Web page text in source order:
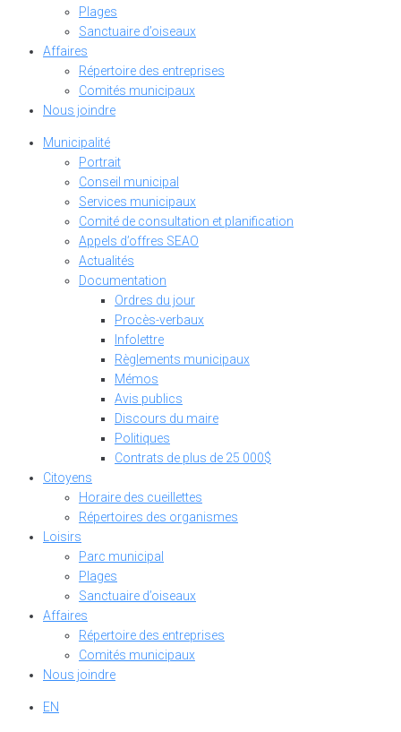
Plages
Sanctuaire d’oiseaux
Affaires
Répertoire des entreprises
Comités municipaux
Nous joindre
Municipalité
Portrait
Conseil municipal
Services municipaux
Comité de consultation et planification
Appels d’offres SEAO
Actualités
Documentation
Ordres du jour
Procès-verbaux
Infolettre
Règlements municipaux
Mémos
Avis publics
Discours du maire
Politiques
Contrats de plus de 25 000$
Citoyens
Horaire des cueillettes
Répertoires des organismes
Loisirs
Parc municipal
Plages
Sanctuaire d’oiseaux
Affaires
Répertoire des entreprises
Comités municipaux
Nous joindre
EN